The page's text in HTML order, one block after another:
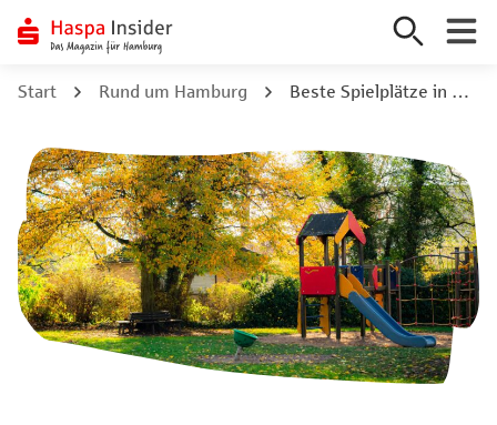
Inhalt
Start Rund um Hamburg Beste Spielplätze in Hamburg: 10 Abenteuer für kleine Entdecker:innen